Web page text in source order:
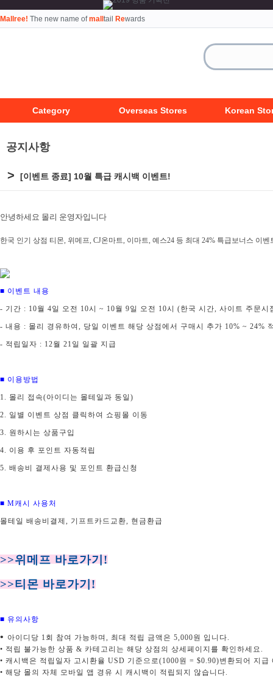
Mallree! The new name ofmall tail Rewards
Category Overseas Stores Korean
공지사항
> [이벤트 종료] 10월 특급 캐시백 이벤트!
안녕하세요 몰리 운영자입니다
한국 인기 상점 티몬, 위메프, CJ온마트, 이마트, 예스24 등 최대 24% 특급보너스 이
■ 이벤트 내용
- 기간 : 10월 4일 오전 10시 ~ 10월 9일 오전 10시 (한국 시간, 사이트 주문시
- 내용 : 몰리 경유하여, 당일 이벤트 해당 상점에서 구매시 추가 10% ~ 24%
- 적립일자 : 12월 21일 일괄 지급
■ 이용방법
1. 몰리 접속(아이디는 몰테일과 동일)
2. 일별 이벤트 상점 클릭하여 쇼핑몰 이동
3. 원하시는 상품구입
4. 이용 후 포인트 자동적립
5. 배송비 결제사용 및 포인트 환급신청
■ M캐시 사용처
몰테일 배송비결제, 기프트카드교환, 현금환급
>>위메프 바로가기!
>>티몬 바로가기!
■ 유의사항
• 아이디당 1 회 참여 가능하며 , 최대 적립 금액은 5,000원 입니다.
• 적립 불가능한 상품 & 카테고리는 해당 상점의 상세페이지를 확인하세요 .
• 캐시백은 적립일자 고시환율 USD 기준으로(1000원 = $0.90)변환되어 지급
• 해당 몰의 자체 모바일 앱 경유 시 캐시백이 적립되지 않습니다.